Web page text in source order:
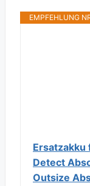
EMPFEHLUNG
Ersatzakku
Detect
Outsize